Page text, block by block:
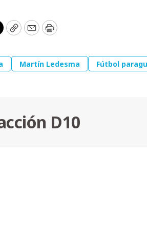
CopyEmailPrint
Martín Ledesma Fútbol
D10